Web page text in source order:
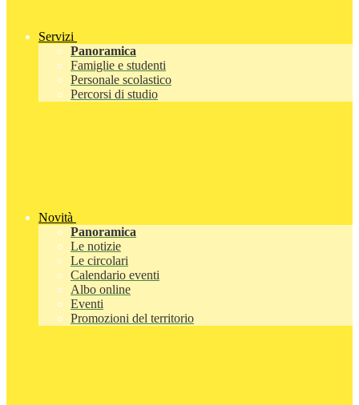
Servizi
Panoramica
Famiglie e studenti
Personale scolastico
Percorsi di studio
Novità
Panoramica
Le notizie
Le circolari
Calendario eventi
Albo online
Eventi
Promozioni del territorio